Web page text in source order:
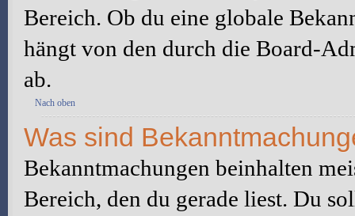
Bereich. Ob du eine globale
hängt von den durch die Board-
ab.
Nach oben
Was sind
Bekanntmachungen beinhalten
Bereich, den du gerade liest. Du